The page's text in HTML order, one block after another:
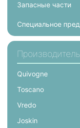
Запасные части
Специальное
Производитель
Quivogne
Toscano
Vredo
Joskin